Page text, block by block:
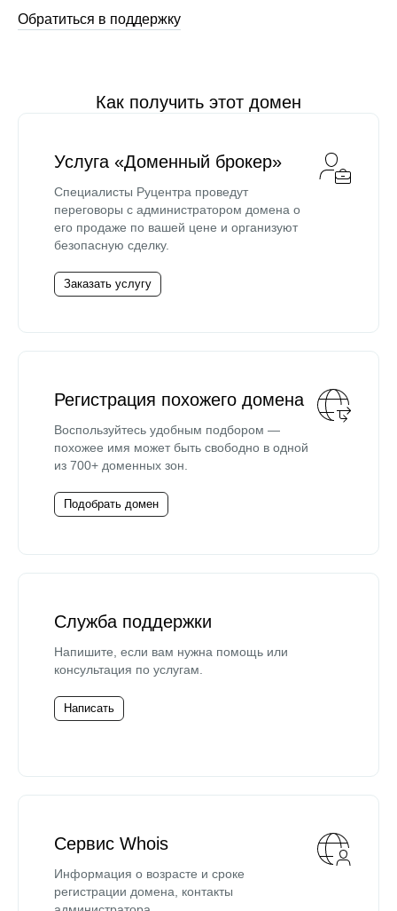
Обратиться в поддержку
Как получить этот домен
Услуга «Доменный брокер»
Специалисты Руцентра проведут
переговоры с администратором домена о
его продаже по вашей цене и организуют
безопасную сделку.
Заказать услугу
Регистрация похожего домена
Воспользуйтесь удобным подбором —
похожее имя может быть свободно в одной
из 700+ доменных зон.
Подобрать домен
Служба поддержки
Напишите, если вам нужна помощь или
консультация по услугам.
Написать
Сервис Whois
Информация о возрасте и сроке
регистрации домена, контакты